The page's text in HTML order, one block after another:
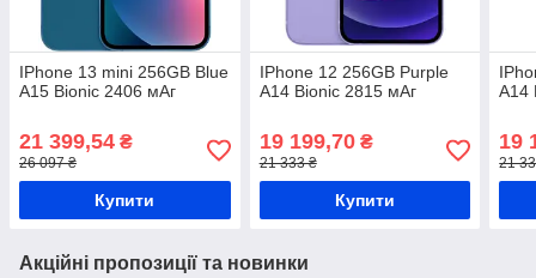
IPhone 13 mini 256GB Blue
A15 Bionic 2406 мАг
21 399,54 ₴
26 097 ₴
Купити
IPhone 12 256GB Purple
A14 Bionic 2815 мАг
19 199,70₴
21 333 ₴
Купити
A14
19
21
Акційні пропозиції та новинки